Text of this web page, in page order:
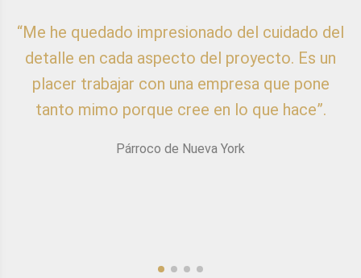
“Me he quedado impresionado del cuidado del
detalle en cada aspecto del proyecto. Es un
placer trabajar con una empresa que pone
tanto mimo porque cree en lo que hace”.
Párroco de Nueva York